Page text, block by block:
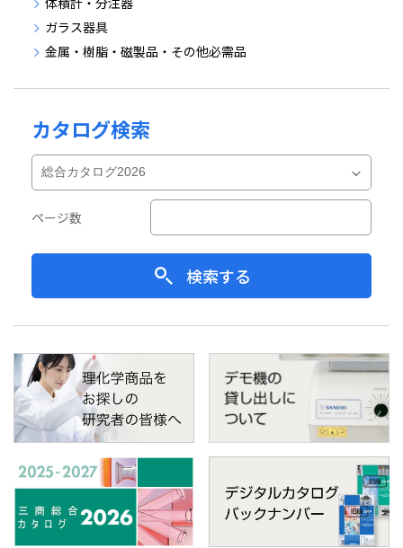
ガラス器具
金属・樹脂・磁製品・その他必需品
カタログ検索
ページ数
検索する